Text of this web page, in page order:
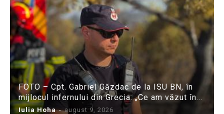
FOTO – Cpt. Gabriel Găzdac de la ISU BN, în
mijlocul infernului din Grecia: „Ce am văzut în...
Iulia Hoha - august 9, 2026